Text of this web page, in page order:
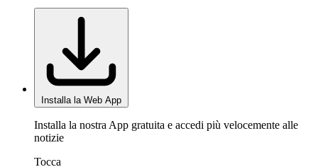
Installa la Web App
Installa la nostra App gratuita e accedi più velocemente alle
notizie
Tocca